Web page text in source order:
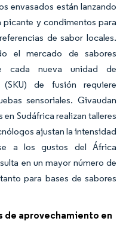
envasados están lanzando
y condimentos para
de sabor locales.
el mercado de sabores
cada nueva unidad de
de fusión requiere
sensoriales. Givaudan
Sudáfrica realizan talleres
ajustan la intensidad
a los gustos del África
en un mayor número de
para bases de sabores
aprovechamiento en